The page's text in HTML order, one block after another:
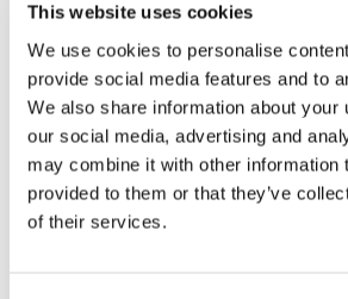
This website uses cookies
We use cookies to personalise
provide social media features and to
We also share information about your
our social media, advertising and
may combine it with other information
provided to them or that they’ve
of their services.
Have I Been Pwnd ahora
por números de teléfono para
víctimas de la filtración de
Facebook
Su dirección de correo electrónico no
campos obligatorios están marcados